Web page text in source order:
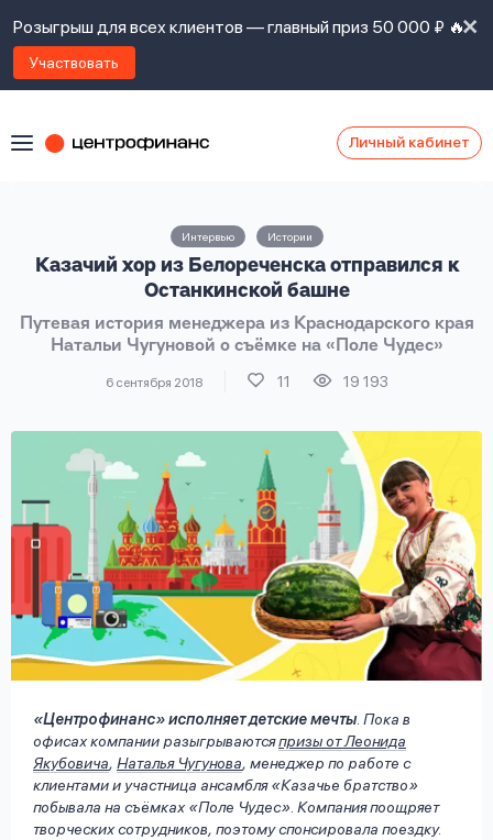
Розыгрыш для всех клиентов — главный приз 50 000 ₽ 🔥
Участвовать
Личный кабинет
Интервью Истории
Казачий хор из Белореченска отправился к
Останкинской башне
Путевая история менеджера из Краснодарского края
Натальи Чугуновой о съёмке на «Поле Чудес»
6 сентября 2018 11 19 193
«Центрофинанс» исполняет детские мечты. Пока в
офисах компании разыгрываютсяпризы от Леонида
Якубовича, Наталья Чугунова, менеджер по работе с
клиентами и участница ансамбля «Казачье братство»
побывала на съёмках «Поле Чудес». Компания поощряет
творческих сотрудников, поэтому спонсировала поездку.
Войти под другим номером
Наши
вопрос
на
вопросы
с
правилами
займов
политикой
сайта
обработку
личных